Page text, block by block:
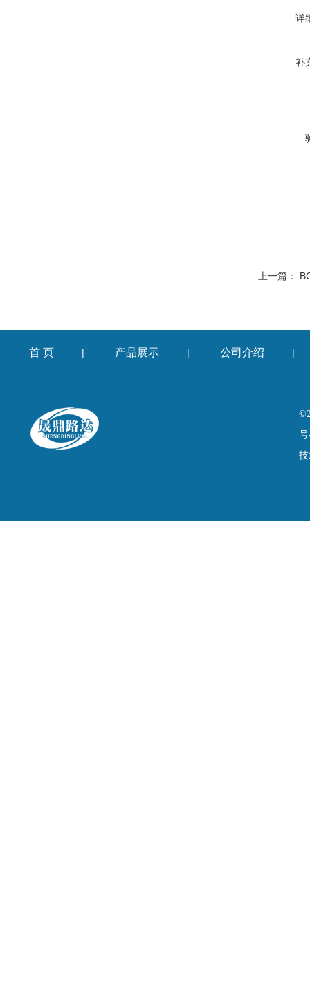
详
补
上一篇：
首 页 | 产品展示 | 公司介绍 |
号